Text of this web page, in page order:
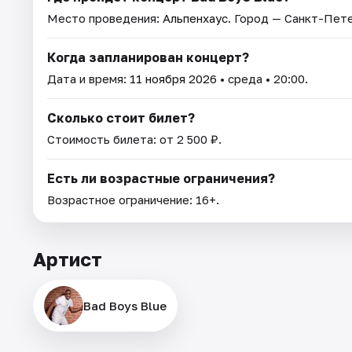
Место проведения: Альпенхаус. Город — Санкт-
Когда запланирован концерт?
Дата и время: 11 ноября 2026 • среда • 20:00.
Сколько стоит билет?
Стоимость билета: от 2 500 ₽.
Есть ли возрастные ограничения?
Возрастное ограничение: 16+.
Артист
Bad Boys Blue